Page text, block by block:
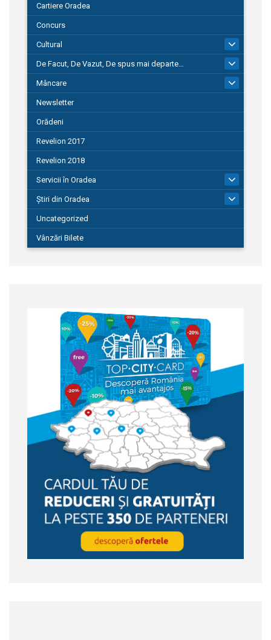
Cartiere Oradea
Concurs
Cultural
De Facut, De Vazut, De spus mai departe…
580
Mâncare
Newsletter
Orădeni
Revelion 2017
Revelion 2018
Servicii în Oradea
Știri din Oradea
Uncategorized
Vânzări Bilete